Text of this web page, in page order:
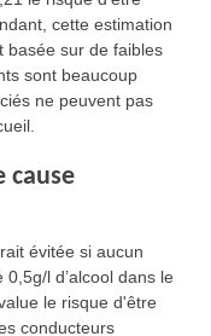
cette estimation
basée sur de faibles
sont beaucoup
ne peuvent pas
cause
évitée si aucun
l d’alcool dans le
le risque d'être
conducteurs